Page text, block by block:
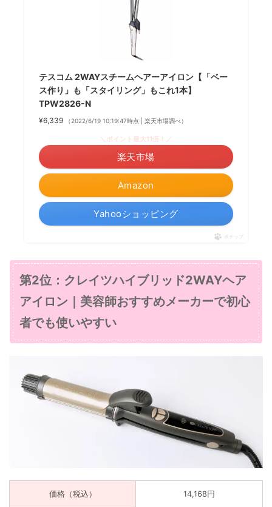
テスコム 2WAYスチームヘアーアイロン【「ベー
ス作り」も「スタイリング」もこれ1本】
TPW2826-N
¥6,339 （2022/6/19 10:19:47時点 | 楽天市場調べ）
Amazon
＼ポイント最大11倍！／
楽天市場
Yahooショッピング
ポチップ
第2位：クレイツハイブリッド2WAYヘア
アイロン｜美容師おすすめメーカーで初心
者でも使いやすい
価格（税込） 14,168円